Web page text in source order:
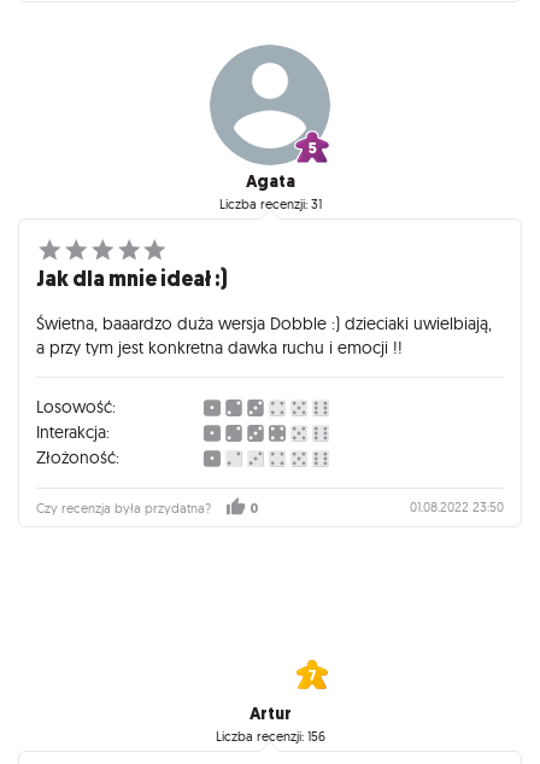
Agata
Liczba recenzji: 31
Jak dla mnie ideał :)
Świetna, baaardzo duża wersja Dobble :) dzieciaki uwielbiają,
a przy tym jest konkretna dawka ruchu i emocji !!
Losowość:
Interakcja:
Złożoność:
Czy recenzja była przydatna? 0 01.08.2022 23:50
Artur
Liczba recenzji: 156